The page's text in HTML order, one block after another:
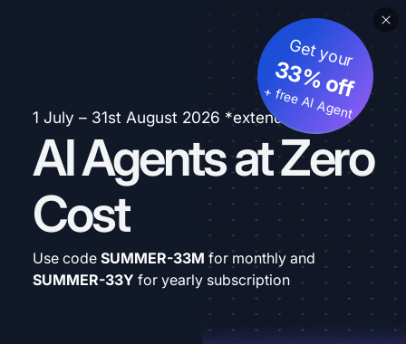
1 July – 31st August 2026 *extended
AI Agents at Zero
Cost
Get your
33% off
+ free AI Agent
Use code SUMMER-33M for monthly and
SUMMER-33Y for yearly subscription